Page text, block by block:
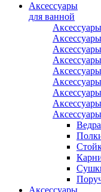
Аксессуары
для ванной
Аксессуары